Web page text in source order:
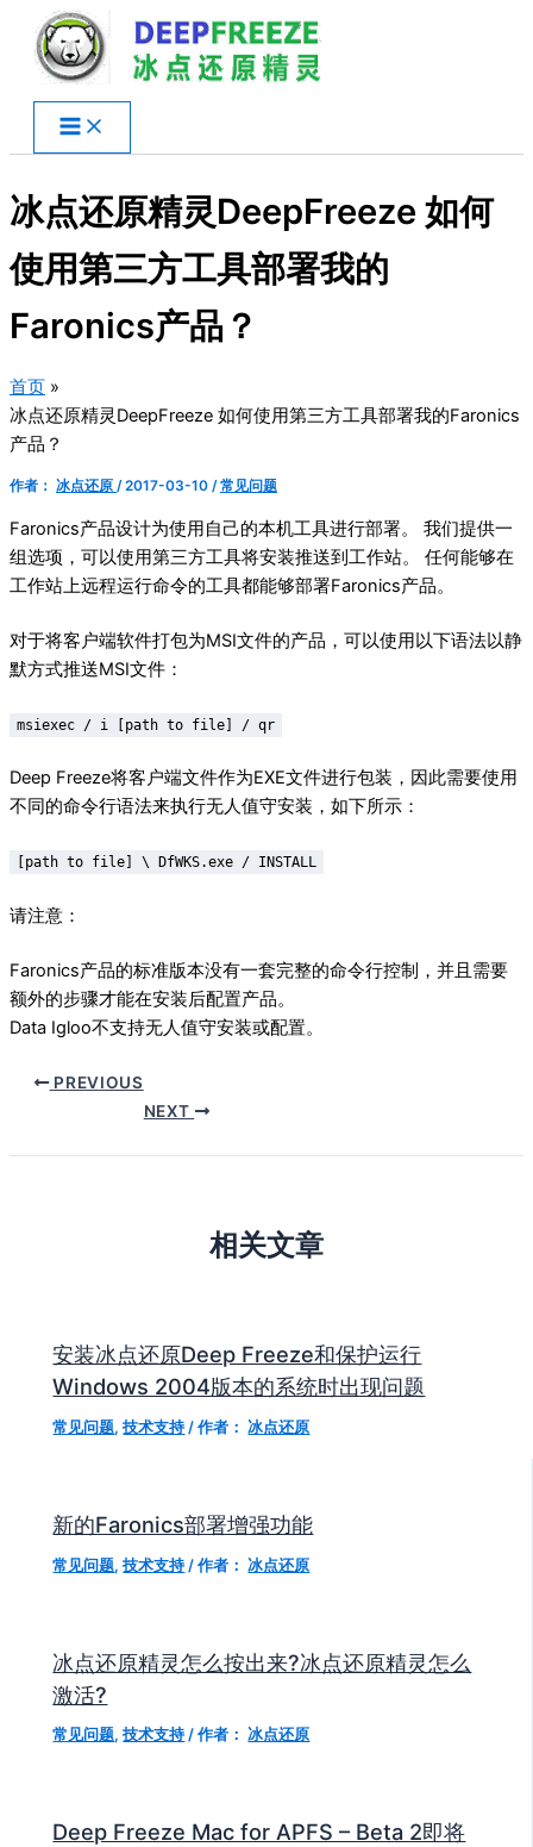
冰点还原精灵DeepFreeze 如何
使用第三方工具部署我的
Faronics产品？
首页
冰点还原精灵DeepFreeze 如何使用第三方工具部署我的Faronics
产品？
作者： 冰点还原 /2017-03-10 /常见问题
Faronics产品设计为使用自己的本机工具进行部署。 我们提供一
组选项，可以使用第三方工具将安装推送到工作站。 任何能够在
工作站上远程运行命令的工具都能够部署Faronics产品。
对于将客户端软件打包为MSI文件的产品，可以使用以下语法以静
默方式推送MSI文件：
msiexec / i [path to file] / qr
Deep Freeze将客户端文件作为EXE文件进行包装，因此需要使用
不同的命令行语法来执行无人值守安装，如下所示：
[path to file] \ DfWKS.exe / INSTALL
请注意：
Faronics产品的标准版本没有一套完整的命令行控制，并且需要
额外的步骤才能在安装后配置产品。
Data Igloo不支持无人值守安装或配置。
PREVIOUS
NEXT
相关文章
安装冰点还原Deep Freeze和保护运行
Windows 2004版本的系统时出现问题
常见问题,技术支持 / 作者： 冰点还原
新的Faronics部署增强功能
常见问题,技术支持 / 作者： 冰点还原
冰点还原精灵怎么按出来?冰点还原精灵怎么
激活?
常见问题,技术支持 / 作者： 冰点还原
Deep Freeze Mac for APFS – Beta 2即将